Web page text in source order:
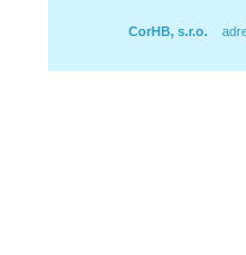
CorHB, s.r.o.